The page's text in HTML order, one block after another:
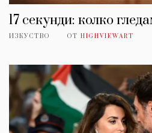
17 секунди: колко
ИЗКУСТВО ОТ HIGHVIEWART